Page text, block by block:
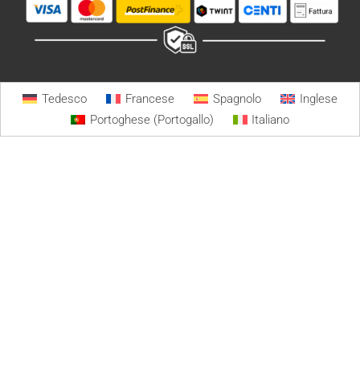
Tedesco Francese Spagnolo
Inglese
Portoghese (Portogallo)
Italiano